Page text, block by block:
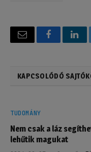
Email Facebook
KAPCSOLÓDÓ
TUDOMÁNY
Nem csak a láz
lehűtik magukat